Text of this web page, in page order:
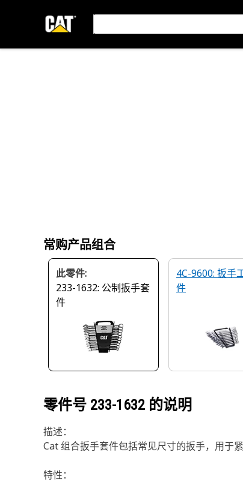
常购产品组合
此零件:
233-1632: 公制扳手套
件
4C-9600: 扳手
件
零件号 233-1632 的说明
描述：
Cat 组合扳手套件包括常见尺寸的扳手，用于
特性：